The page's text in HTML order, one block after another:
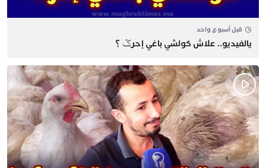
قبل أسبوع واحد
يالفيديو.. علاش كولشي باغي إحرݣ ؟